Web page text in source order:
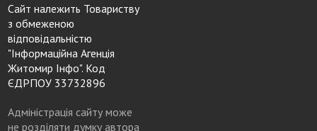
Сайт належить Товариству
з обмеженою
відповідальністю
"Інформаційна Агенція
Житомир Інфо". Код
ЄДРПОУ 33732896
Адміністрація сайту може
не розділяти думку автора